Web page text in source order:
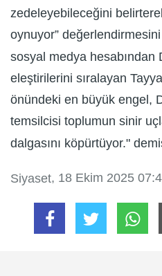
zedeleyebileceğini
oynuyor”
sosyal medya hesabından
eleştirilerini sıralayan
önündeki en büyük engel,
temsilcisi toplumun sinir
dalgasını köpürtüyor."
Siyaset, 18 Ekim 2025